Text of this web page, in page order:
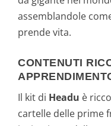
assemblandole
prende vita.
CONTENUTI
Il kit di Headu è
cartelle delle prime